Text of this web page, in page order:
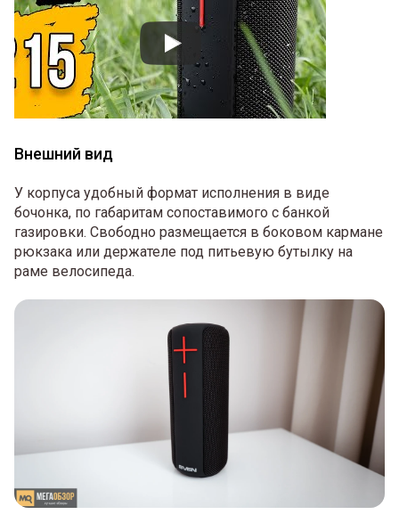
Внешний вид
У корпуса удобный формат исполнения в виде
бочонка, по габаритам сопоставимого с банкой
газировки. Свободно размещается в боковом кармане
рюкзака или держателе под питьевую бутылку на
раме велосипеда.